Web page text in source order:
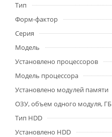
Тип
Форм-фактор
Серия
Модель
Установлено процессоров
Модель процессора
Установлено модулей памяти
ОЗУ, объем одного модуля, ГБ
Тип HDD
Установлено HDD